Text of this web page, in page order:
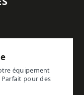
équipement
Parfait pour des